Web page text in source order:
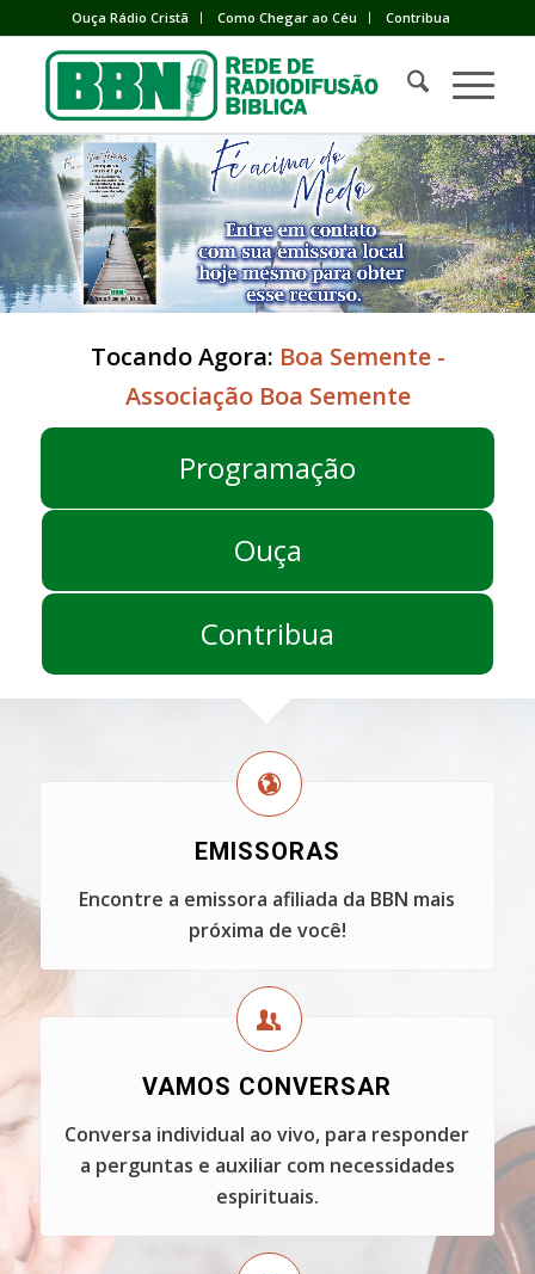
Ouça Rádio Cristã Como Chegar ao Céu Contribua
Tocando Agora: Boa Semente -
Associação Boa Semente
Programação
Ouça
Contribua
EMISSORAS
Encontre a emissora afiliada da BBN mais
próxima de você!
VAMOS CONVERSAR
Conversa individual ao vivo, para responder
a perguntas e auxiliar com necessidades
espirituais.